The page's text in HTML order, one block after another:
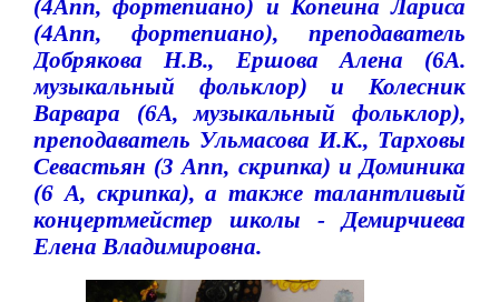
(4Апп, фортепиано) и Копеина Лариса
(4Апп, фортепиано), преподаватель
Добрякова Н.В., Ершова Алена (6А.
музыкальный фольклор) и Колесник
Варвара (6А, музыкальный фольклор),
преподаватель Ульмасова И.К., Тарховы
Севастьян (3 Апп, скрипка) и Доминика
(6 А, скрипка), а также талантливый
концертмейстер школы - Демирчиева
Елена Владимировна.